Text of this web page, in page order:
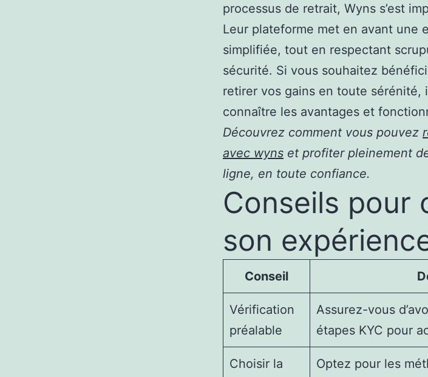
processus de retrait, Wyns s’est
Leur plateforme met en avant une
simplifiée, tout en respectant
sécurité. Si vous souhaitez
retirer vos gains en toute sérénité,
connaître les avantages et
Découvrez comment vous pouvez
avec wyns et profiter pleinement
ligne, en toute confiance.
Conseils pour
son
Conseil
Vérification
préalable
Assurez-vous
étapes KYC pour
Choisir la
Optez pour les